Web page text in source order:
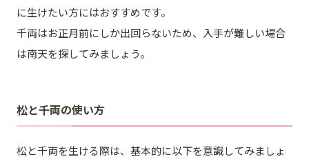
に生けたい方にはおすすめです。
千両はお正月前にしか出回らないため、入手が難しい場合
は南天を探してみましょう。
松と千両の使い方
松と千両を生ける際は、基本的に以下を意識してみましょ